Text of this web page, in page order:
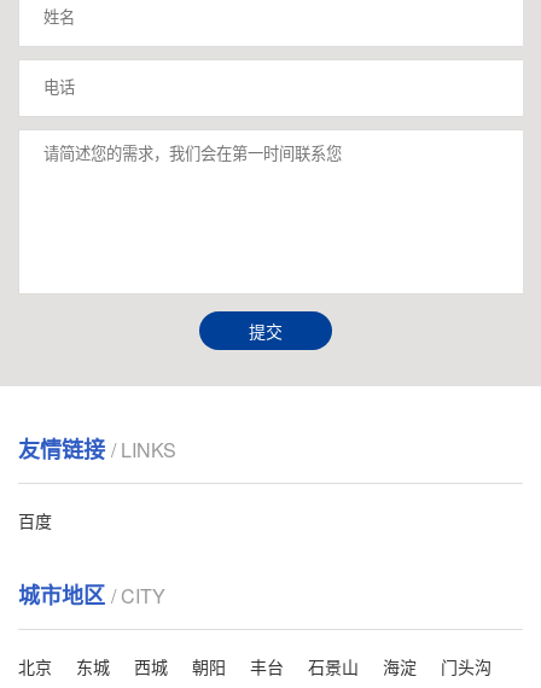
提交
友情链接 / LINKS
百度
城市地区 / CITY
北京 东城 西城 朝阳 丰台 石景山 海淀
门头沟